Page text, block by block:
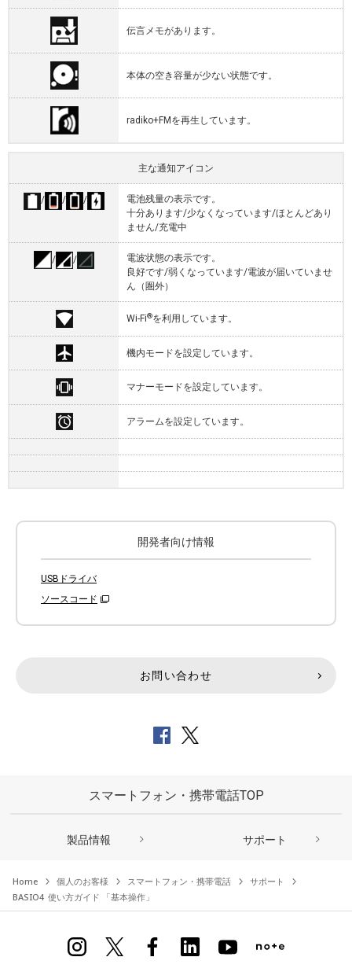
伝言メモがあります。
本体の空き容量が少ない状態です。
radiko+FMを再生しています。
主な通知アイコン
/ / /
電池残量の表示です。
十分あります/少なくなっています/ほとんどあり
ません/充電中
/ /
電波状態の表示です。
良好です/弱くなっています/電波が届いていませ
ん（圏外）
Wi-Fi®を利用しています。
機内モードを設定しています。
マナーモードを設定しています。
アラームを設定しています。
開発者向け情報
USBドライバ
ソースコード
お問い合わせ
スマートフォン・携帯電話TOP
製品情報 サポート
Home 個人のお客様 スマートフォン・携帯電話
サポート
BASIO4 使い方ガイド 「基本操作」